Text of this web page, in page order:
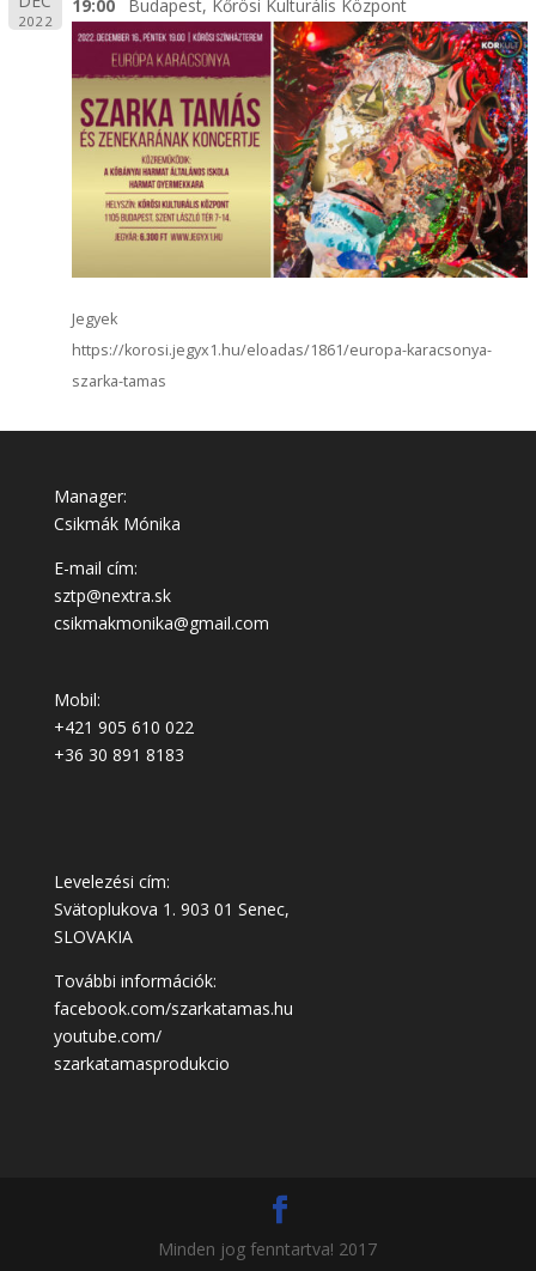
2022
19:00 Budapest, Kőrösi Kulturális Központ
Jegyek
https://korosi.jegyx1.hu/eloadas/1861/europa-karacsonya-
szarka-tamas
Manager:
Csikmák Mónika
E-mail cím:
sztp@nextra.sk
csikmakmonika@gmail.com
Mobil:
+421 905 610 022
+36 30 891 8183
Levelezési cím:
Svätoplukova 1. 903 01 Senec,
SLOVAKIA
További információk:
facebook.com/szarkatamas.hu
youtube.com/
szarkatamasprodukcio
Minden jog fenntartva! 2017